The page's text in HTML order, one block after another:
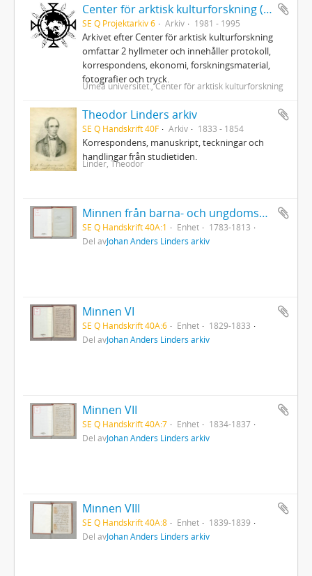
Center för arktisk kulturforskning (CAK) vid Umeå universitet
SE Q Projektarkiv 6 Arkiv 1981 - 1995
Arkivet efter Center för arktisk kulturforskning
omfattar 2 hyllmeter och innehåller protokoll,
korrespondens, ekonomi, forskningsmaterial,
fotografier och tryck.
Umeå universitet., Center för arktisk kulturforskning
Theodor Linders arkiv
SE Q Handskrift 40F Arkiv 1833 - 1854
Korrespondens, manuskript, teckningar och
handlingar från studietiden.
Linder, Theodor
Minnen från barna- och ungdomsåren
SE Q Handskrift 40A:1 Enhet
1783-1813
Del avJohan Anders Linders arkiv
Minnen VI
SE Q Handskrift 40A:6 Enhet
1829-1833
Del avJohan Anders Linders arkiv
Minnen VII
SE Q Handskrift 40A:7 Enhet
1834-1837
Del avJohan Anders Linders arkiv
Minnen VIII
SE Q Handskrift 40A:8 Enhet
1839-1839
Del avJohan Anders Linders arkiv